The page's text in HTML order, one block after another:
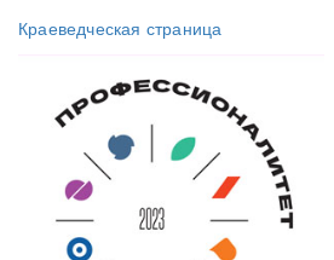
Краеведческая страница